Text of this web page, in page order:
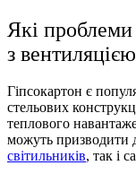
Які проблеми
з
Гіпсокартон є
стельових
теплового
можуть призводити
світильників, так і